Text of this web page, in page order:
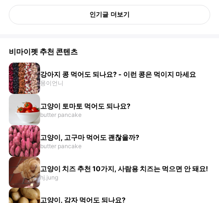
인기글 더보기
비마이펫 추천 콘텐츠
강아지 콩 먹어도 되나요? - 이런 콩은 먹이지 마세요
몽이언니
고양이 토마토 먹어도 되나요?
butter pancake
고양이, 고구마 먹어도 괜찮을까?
butter pancake
고양이 치즈 추천 10가지, 사람용 치즈는 먹으면 안 돼요!
hj.jung
고양이, 감자 먹어도 되나요?